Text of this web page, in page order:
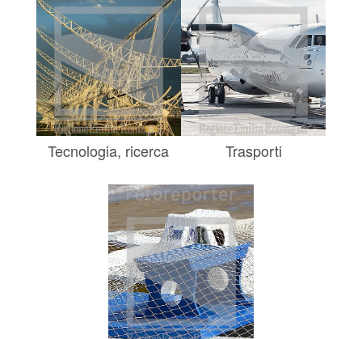
Tecnologia, ricerca Trasporti